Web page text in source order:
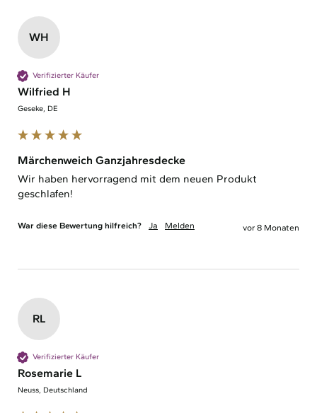
WH
Verifizierter Käufer
Wilfried H
Geseke, DE
Märchenweich Ganzjahresdecke
Wir haben hervorragend mit dem neuen Produkt
War diese Bewertung hilfreich? Ja Melden vor 8 Monaten
RL
Verifizierter Käufer
Rosemarie L
Neuss, Deutschland